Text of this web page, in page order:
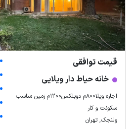
قیمت توافقی
خانه حیاط دار ویلایی
اجاره ویلا۸۰۰م دوبلکس۱۲۰۰م زمین مناسب
سکونت و کار
ولنجک, تهران